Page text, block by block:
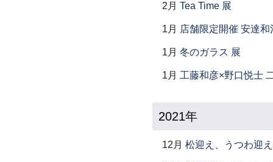
2月 Tea Time 展
1月 店舗限定開催 安達和
1月 冬のガラス 展
1月 工藤和彦×野口悦士
2021年
12月 松迎え、うつわ迎